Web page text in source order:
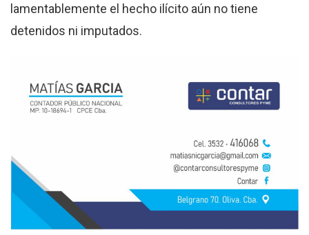
lamentablemente el hecho ilícito aún no tiene
detenidos ni imputados.